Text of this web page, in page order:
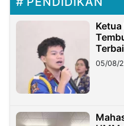
05/08/